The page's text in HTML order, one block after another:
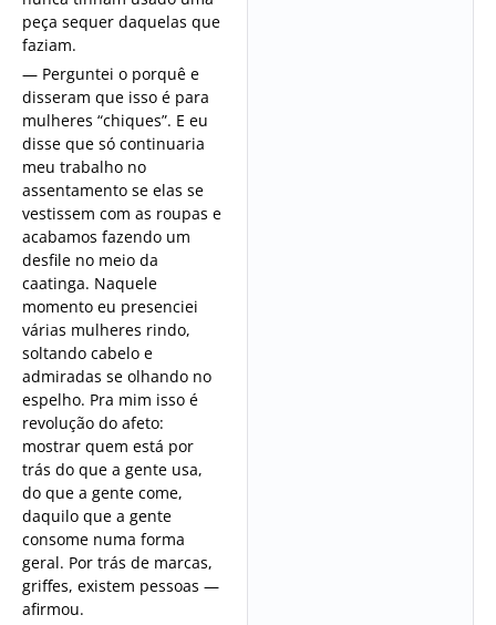
peça sequer daquelas que
faziam.
— Perguntei o porquê e
disseram que isso é para
mulheres “chiques”. E eu
disse que só continuaria
meu trabalho no
assentamento se elas se
vestissem com as roupas e
acabamos fazendo um
desfile no meio da
caatinga. Naquele
momento eu presenciei
várias mulheres rindo,
soltando cabelo e
admiradas se olhando no
espelho. Pra mim isso é
revolução do afeto:
mostrar quem está por
trás do que a gente usa,
do que a gente come,
daquilo que a gente
consome numa forma
geral. Por trás de marcas,
griffes, existem pessoas —
afirmou.